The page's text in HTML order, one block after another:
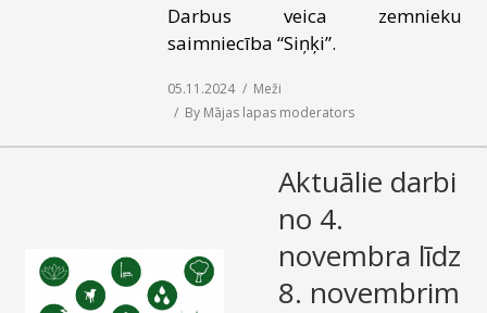
Darbus veica zemnieku
saimniecība “Siņķi”.
05.11.2024
Meži
By Mājas lapas moderators
Aktuālie darbi
no 4.
novembra līdz
8. novembrim